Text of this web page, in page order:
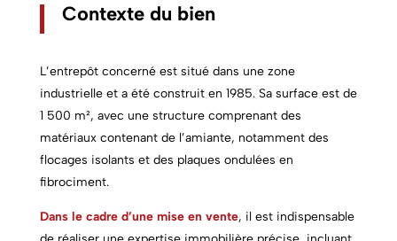
Contexte du bien
L’entrepôt concerné est situé dans une zone
industrielle et a été construit en 1985. Sa surface est de
1 500 m², avec une structure comprenant des
matériaux contenant de l’amiante, notamment des
flocages isolants et des plaques ondulées en
fibrociment.
Dans le cadre d’une mise en vente, il est indispensable